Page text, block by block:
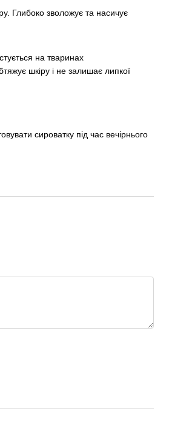
Глибоко зволожує та насичує
на тваринах
шкіру і не залишає липкої
сироватку під час вечірнього